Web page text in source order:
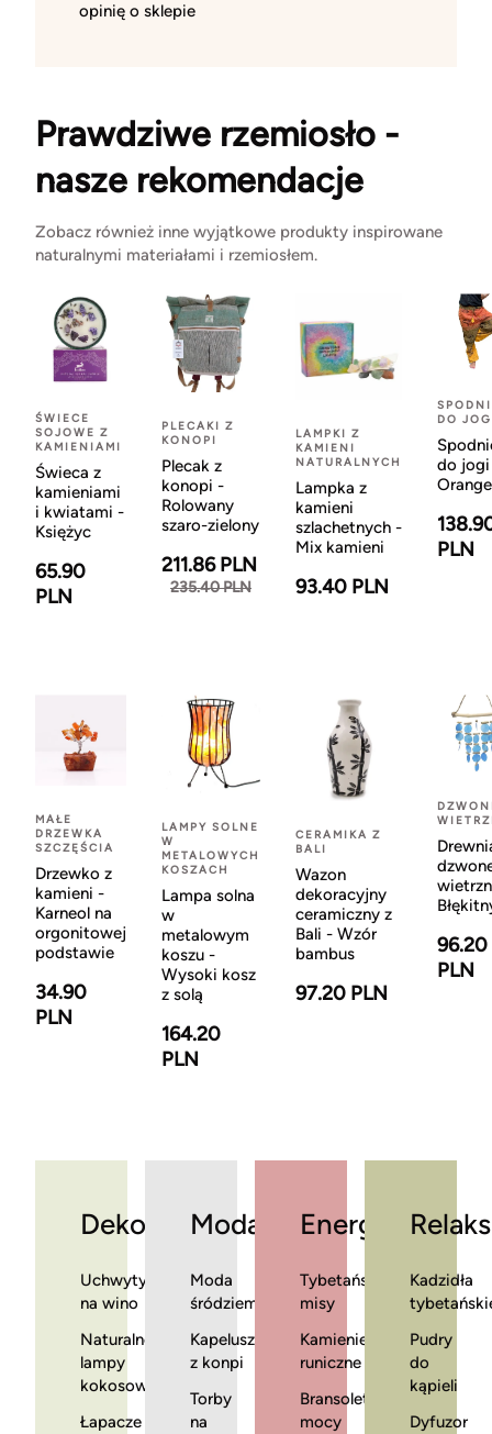
opinię o sklepie
Prawdziwe rzemiosło -
nasze rekomendacje
Zobacz również inne wyjątkowe produkty inspirowane
naturalnymi materiałami i rzemiosłem.
ŚWIECE
SOJOWE Z
KAMIENIAMI
Świeca z
kamieniami
i kwiatami -
Księżyc
65.90
PLN
PLECAKI Z
KONOPI
Plecak z
konopi -
Rolowany
szaro-zielony
211.86 PLN
235.40 PLN
LAMPKI Z
KAMIENI
NATURALNYCH
Lampka z
kamieni
szlachetnych -
Mix kamieni
93.40 PLN
DO
do
Orange
PLN
MAŁE
DRZEWKA
SZCZĘŚCIA
Drzewko z
kamieni -
Karneol na
orgonitowej
podstawie
34.90
PLN
LAMPY SOLNE
W
METALOWYCH
KOSZACH
Lampa solna
w
metalowym
koszu -
Wysoki kosz
z solą
164.20
PLN
CERAMIKA Z
BALI
Wazon
dekoracyjny
ceramiczny z
Bali - Wzór
bambus
97.20 PLN
96.20
PLN
Dekoracje
Uchwyty
na wino
Naturalne
lampy
kokosowe
Łapacze
Moda
Moda
śródziemnomorska
Kapelusze
z konpi
Torby
na
Energia
Tybetańskie
misy
Kamienie
runiczne
Bransoletki
mocy
Relaks
Kadzidła
Pudry
do
kąpieli
Dyfuzor